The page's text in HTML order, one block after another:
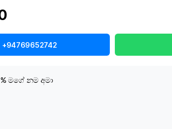
+94769652742
මගේ නම අමා